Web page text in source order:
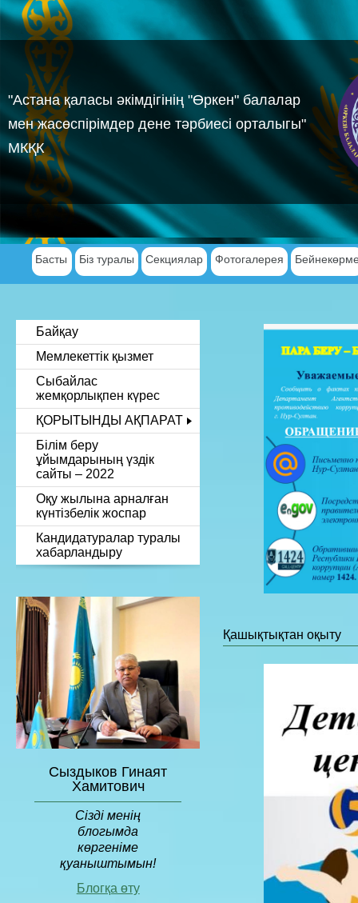
"Астана қаласы әкімдігінің "Өркен" балалар
мен жасөспірімдер дене тәрбиесі орталыгы"
МКҚК
Басты Біз туралы Секциялар Фотогалерея
Байқау
Мемлекеттік қызмет
Сыбайлас
жемқорлықпен күрес
ҚОРЫТЫНДЫ АҚПАРАТ
Білім беру
ұйымдарының үздік
сайты – 2022
Оқу жылына арналған
күнтізбелік жоспар
Кандидатуралар туралы
хабарландыру
Сыздыков Гинаят
Хамитович
Сізді менің
блогымда
көргеніме
қуаныштымын!
Блогқа өту
Қашықтықтан оқыту